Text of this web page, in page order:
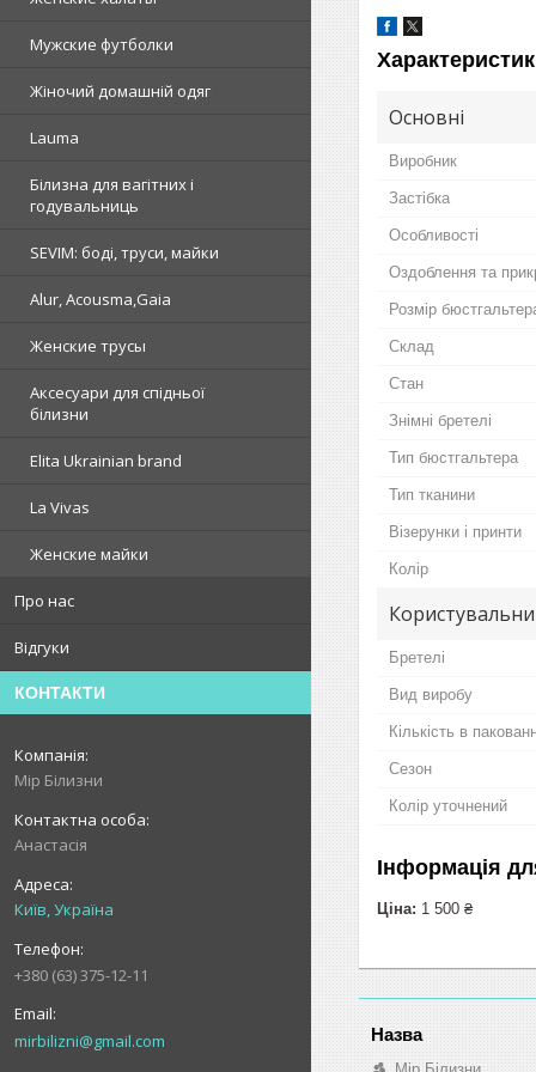
Мужские футболки
Жіночий домашній одяг
Lauma
Білизна для вагітних і
годувальниць
SEVIM: боді, труси, майки
Alur, Acousma,Gaia
Женские трусы
Аксесуари для спідньої
білизни
Elita Ukrainian brand
La Vivas
Женские майки
Про нас
Відгуки
КОНТАКТИ
Мір Білизни
Анастасія
Київ, Україна
+380 (63) 375-12-11
mirbilizni@gmail.com
Основні
Виробник
Застібка
Особливості
Оздоблення та
Розмір
Склад
Стан
Знімні бретелі
Тип бюстгальтера
Тип тканини
Візерунки і принти
Колір
Бретелі
Вид виробу
Кількість в
Сезон
Колір уточнений
Інформація
Ціна: 1 500 ₴